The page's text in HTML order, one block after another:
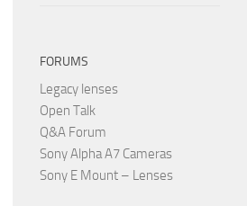
FORUMS
Legacy lenses
Open Talk
Q&A Forum
Sony Alpha A7 Cameras
Sony E Mount – Lenses